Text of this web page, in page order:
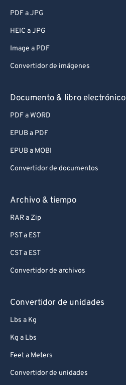
PDF a JPG
HEIC a JPG
Image a PDF
Convertidor de imágenes
Documento & libro electrónico
PDF a WORD
EPUB a PDF
EPUB a MOBI
Convertidor de documentos
Archivo & tiempo
RAR a Zip
PST a EST
CST a EST
Convertidor de archivos
Convertidor de unidades
Lbs a Kg
Kg a Lbs
Feet a Meters
Convertidor de unidades